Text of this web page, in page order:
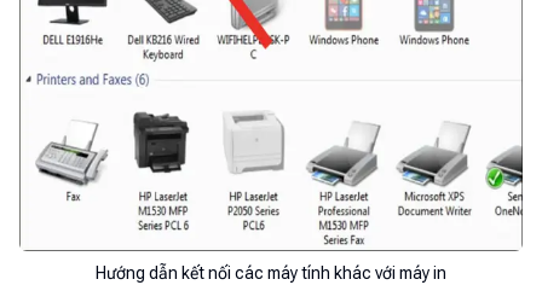
Hướng dẫn kết nối các máy tính khác với máy in